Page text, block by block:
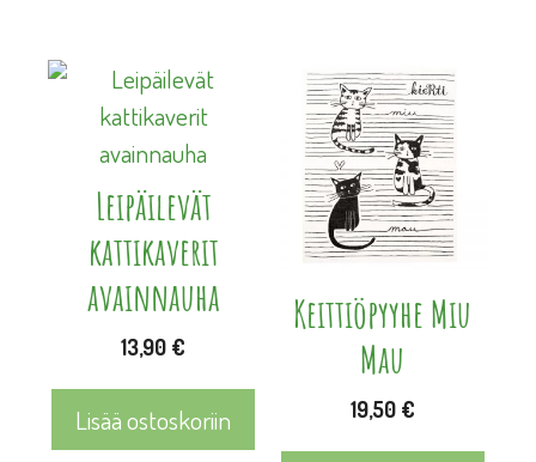
Leipäilevät
kattikaverit
avainnauha
13,90 €
Lisää ostoskoriin
Keittiöpyyhe Miu
Mau
19,50 €